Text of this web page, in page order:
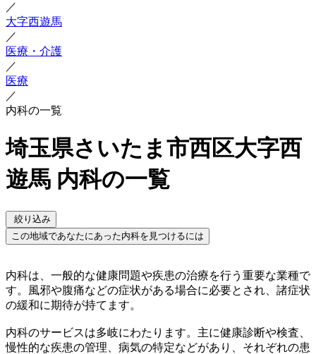
／
大字西遊馬
／
医療・介護
／
医療
／
内科の一覧
埼玉県さいたま市西区大字西
遊馬 内科の一覧
絞り込み
この地域であなたにあった内科を見つけるには
内科は、一般的な健康問題や疾患の治療を行う重要な業種で
す。風邪や腹痛などの症状がある場合に必要とされ、諸症状
の緩和に期待が持てます。
内科のサービスは多岐にわたります。主に健康診断や検査、
慢性的な疾患の管理、病気の特定などがあり、それぞれの患